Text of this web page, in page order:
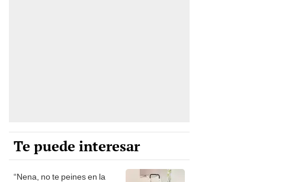
Te puede interesar
“Nena, no te peines en la